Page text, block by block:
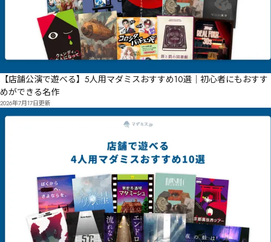
【店舗公演で遊べる】5人用マダミスおすすめ10選｜初心者にもおすす
めができる名作
2026年7月17日更新